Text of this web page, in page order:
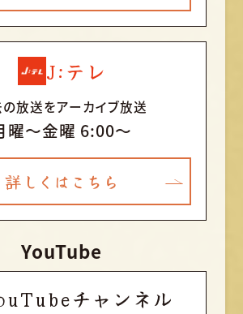
J:テレ
放送をアーカイブ放送
曜〜金曜 6:00～
詳しくはこちら
YouTube
チャンネル